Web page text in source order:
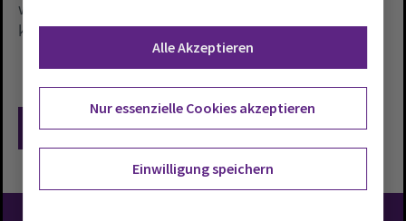
werden die Hoffnung auf Versöhnung nicht aufgeben
können.»
Zurück
Alle Akzeptieren
Nur essenzielle Cookies akzeptieren
Einwilligung speichern